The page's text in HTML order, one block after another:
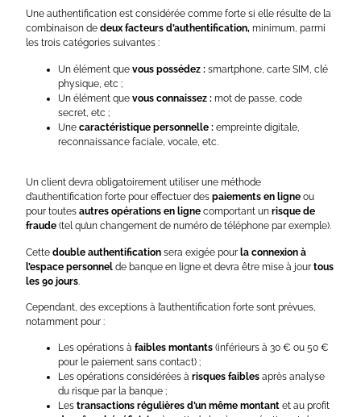
Une authentification est considérée comme forte si elle résulte de la
combinaison dedeux facteurs d’authentification, minimum, parmi
les trois catégories suivantes :
Un élément quevous possédez : smartphone, carte SIM, clé
physique, etc ;
Un élément quevous connaissez : mot de passe, code
secret, etc ;
Unecaractéristique personnelle : empreinte digitale,
reconnaissance faciale, vocale, etc.
Un client devra obligatoirement utiliser une méthode
d’authentification forte pour effectuer despaiements en ligne ou
pour toutesautres opérations en ligne comportant unrisque de
fraude (tel qu’un changement de numéro de téléphone par exemple).
Cettedouble authentification sera exigée pour la connexion à
l’espace personnel de banque en ligne et devra être mise à jourtous
les 90 jours
Cependant, des exceptions à l’authentification forte sont prévues,
notamment pour :
Les opérations àfaibles montants (inférieurs à 30 € ou 50 €
pour le paiement sans contact) ;
Les opérations considérées àrisques faibles après analyse
du risque par la banque ;
Lestransactions régulières d’un même montant et au profit